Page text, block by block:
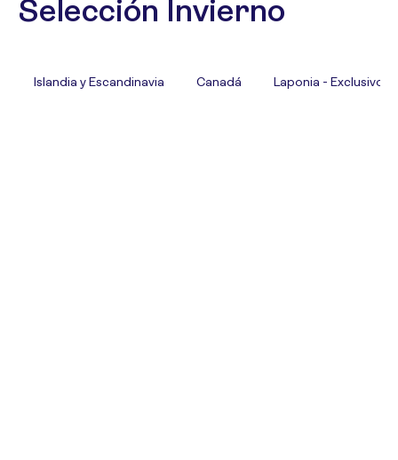
Selección Invierno
Islandia y Escandinavia Canadá Laponia - Exclusivo